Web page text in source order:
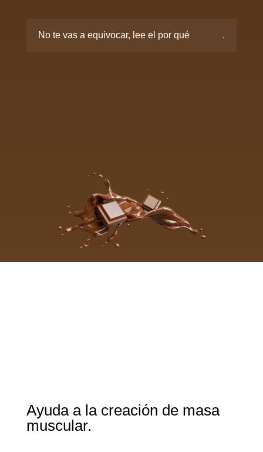
No te vas a equivocar, lee el por qué
Ayuda a la creación de masa
muscular.